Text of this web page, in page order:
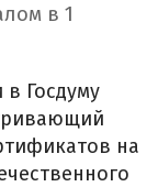
в 1
Госдуму
на